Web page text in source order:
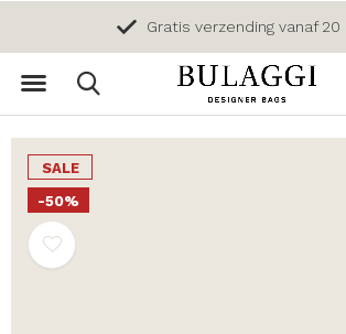
Gratis verzending vanaf 20
SALE
-50%